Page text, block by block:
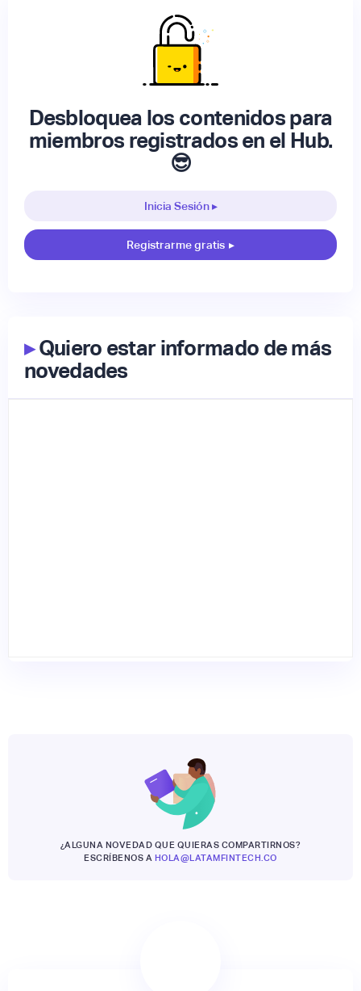
Desbloquea los contenidos para
miembros registrados en el Hub.
😎
Inicia Sesión ▸
Registrarme gratis ▸
▸Quiero estar informado de más
novedades
¿ALGUNA NOVEDAD QUE QUIERAS COMPARTIRNOS?
ESCRÍBENOS A HOLA@LATAMFINTECH.CO